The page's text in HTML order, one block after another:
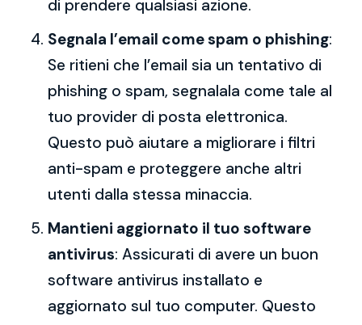
di prendere qualsiasi azione.
Segnala l’email come spam o phishing:
Se ritieni che l’email sia un tentativo di
phishing o spam, segnalala come tale al
tuo provider di posta elettronica.
Questo può aiutare a migliorare i filtri
anti-spam e proteggere anche altri
utenti dalla stessa minaccia.
Mantieni aggiornato il tuo software
antivirus: Assicurati di avere un buon
software antivirus installato e
aggiornato sul tuo computer. Questo